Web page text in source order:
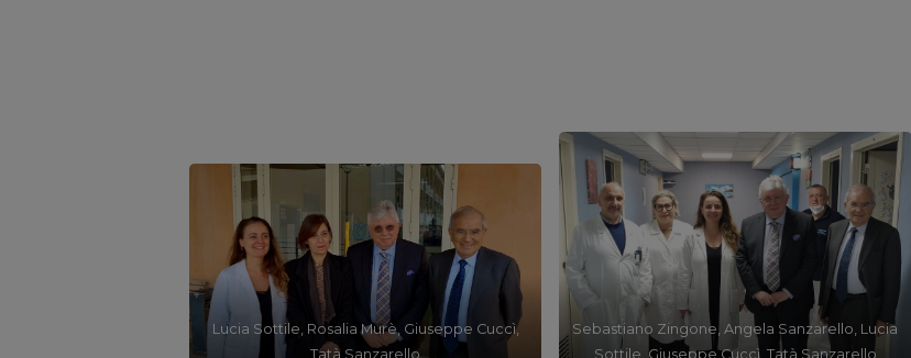
Lucia Sottile, Rosalia Murè, Giuseppe Cuccì,
Tatà Sanzarello
Sebastiano Zingone, Angela Sanzarello, Lucia
Sottile, Giuseppe Cuccì, Tatà Sanzarello